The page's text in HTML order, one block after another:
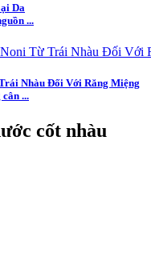
Da
...
Nhàu Đối Với Răng Miệng
...
cốt nhàu